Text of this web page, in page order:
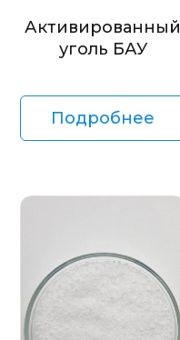
Активированный
уголь БАУ
Подробнее